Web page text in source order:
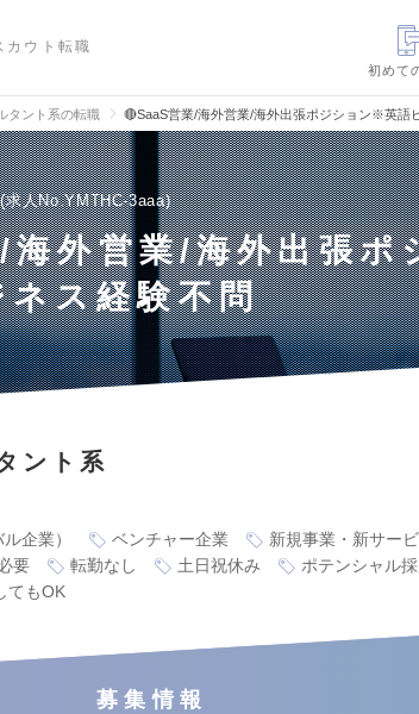
カウト転職
初めて
タント系の転職 🔴SaaS営業/海外営業/海外出張ポジション※英語
求人No.YMTHC-3aaa
外営業/海外出張ポ
ス経験不問
ント系
企業） ベンチャー企業
新規事業・新サー
要 転勤なし 土日祝休み
ポテンシャル
てもOK
募集情報